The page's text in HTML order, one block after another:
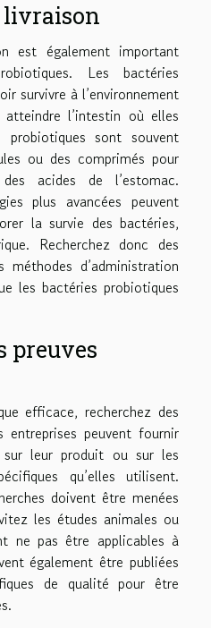
livraison
est également important
Les bactéries
survivre à l’environnement
l’intestin où elles
sont souvent
ou des comprimés pour
acides de l’estomac.
plus avancées peuvent
la survie des bactéries,
Recherchez donc des
d’administration
les bactéries probiotiques
preuves
efficace, recherchez des
entreprises peuvent fournir
sur leur produit ou sur les
qu’elles utilisent.
doivent être menées
les études animales ou
ne pas être applicables à
également être publiées
de qualité pour être